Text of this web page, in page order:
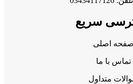
سریع
صفحه اصلی
تماس با ما
متداول